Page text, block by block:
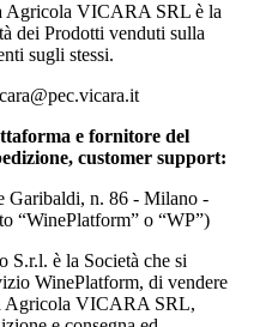
Agricola VICARA SRL è la
dei Prodotti venduti sulla
sugli stessi.
e fornitore del
customer support:
Garibaldi, n. 86 - Milano -
“WinePlatform” o “WP”)
S.r.l. è la Società che si
WinePlatform, di vendere
Agricola VICARA SRL,